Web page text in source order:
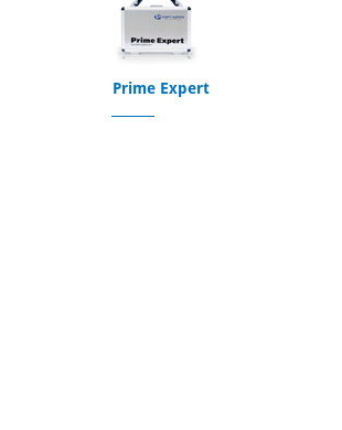
Prime Expert